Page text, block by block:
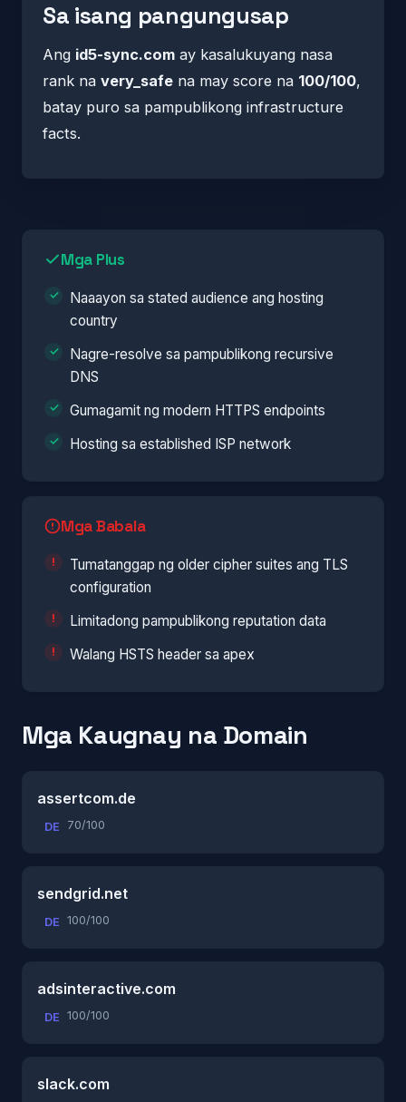
Sa isang pangungusap
Ang id5-sync.com ay kasalukuyang nasa
rank na very_safe na may score na 100/100,
batay puro sa pampublikong infrastructure
facts.
Mga Plus
Naaayon sa stated audience ang hosting
country
Nagre-resolve sa pampublikong recursive
DNS
Gumagamit ng modern HTTPS endpoints
Hosting sa established ISP network
Mga Babala
Tumatanggap ng older cipher suites ang TLS
configuration
Limitadong pampublikong reputation data
Walang HSTS header sa apex
Mga Kaugnay na Domain
assertcom.de
DE 70/100
sendgrid.net
DE 100/100
adsinteractive.com
DE 100/100
slack.com